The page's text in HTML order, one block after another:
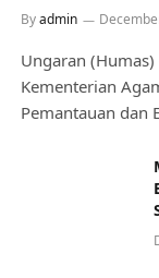
Byadmin
Ungaran
Kementerian
Pemantauan dan